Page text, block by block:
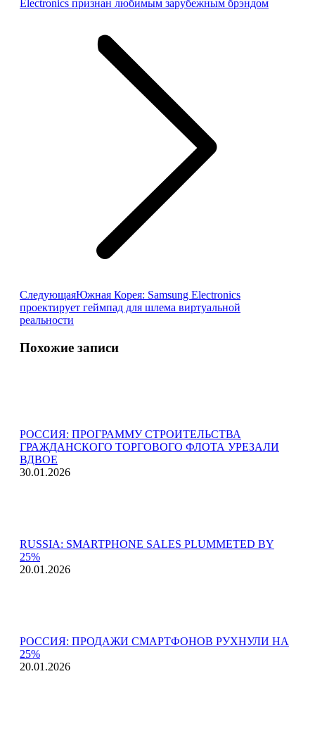
запись:
Electronics признан любимым зарубежным брэндом
СледующаяСледующая
запись:
Южная Корея: Samsung Electronics
проектирует геймпад для шлема виртуальной
реальности
Похожие записи
РОССИЯ: ПРОГРАММУ СТРОИТЕЛЬСТВА
ГРАЖДАНСКОГО ТОРГОВОГО ФЛОТА УРЕЗАЛИ
ВДВОЕ
30.01.2026
RUSSIA: SMARTPHONE SALES PLUMMETED BY
25%
20.01.2026
РОССИЯ: ПРОДАЖИ СМАРТФОНОВ РУХНУЛИ НА
25%
20.01.2026